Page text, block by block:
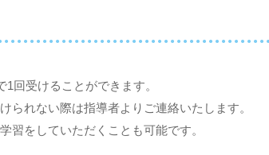
回受けることができます。
れない際は指導者よりご連絡いたします。
をしていただくことも可能です。